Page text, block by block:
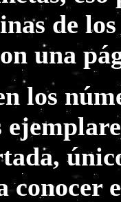
de
una
los
conocer